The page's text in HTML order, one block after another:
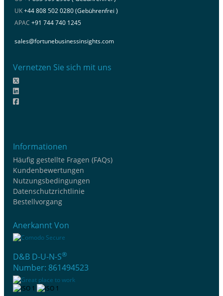
UK+44 808 502 0280 (Gebührenfrei )
APAC +91 744 740 1245
sales@fortunebusinessinsights.com
Vernetzen Sie sich mit uns
Informationen
Häufig gestellte Fragen (FAQs)
Kundenbewertungen
Nutzungsbedingungen
Datenschutzrichtlinie
Bestellvorgang
Anerkannt Von
D&B D-U-N-S®
Number: 861494523